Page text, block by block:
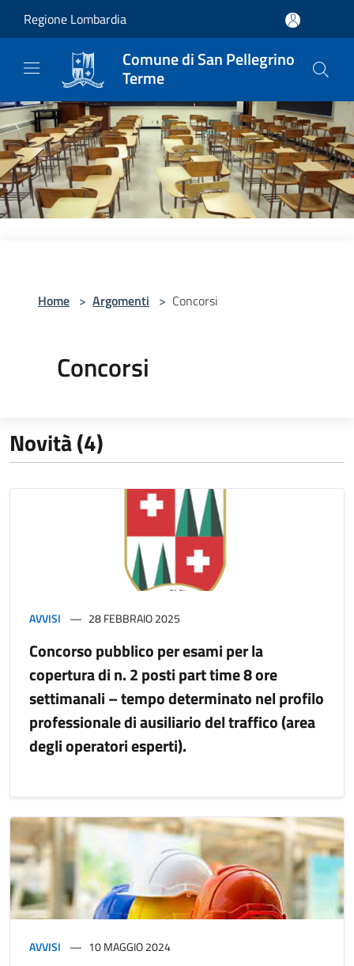
Regione Lombardia
Comune di San Pellegrino
Terme
Home > Argomenti > Concorsi
Concorsi
Novità (4)
AVVISI 28 FEBBRAIO 2025
Concorso pubblico per esami per la
copertura di n. 2 posti part time 8 ore
settimanali – tempo determinato nel profilo
professionale di ausiliario del traffico (area
degli operatori esperti).
AVVISI 10 MAGGIO 2024